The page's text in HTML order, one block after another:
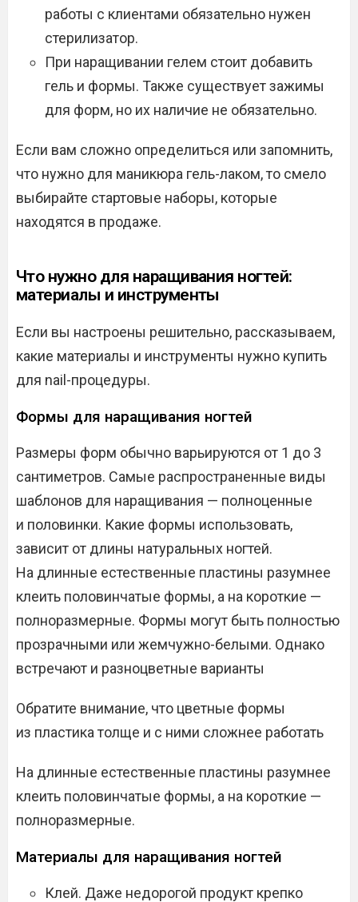
работы с клиентами обязательно нужен
стерилизатор.
При наращивании гелем стоит добавить
гель и формы. Также существует зажимы
для форм, но их наличие не обязательно.
Если вам сложно определиться или запомнить,
что нужно для маникюра гель-лаком, то смело
выбирайте стартовые наборы, которые
находятся в продаже.
Что нужно для наращивания ногтей:
материалы и инструменты
Если вы настроены решительно, рассказываем,
какие материалы и инструменты нужно купить
для nail-процедуры.
Формы для наращивания ногтей
Размеры форм обычно варьируются от 1 до 3
сантиметров. Самые распространенные виды
шаблонов для наращивания — полноценные
и половинки. Какие формы использовать,
зависит от длины натуральных ногтей.
На длинные естественные пластины разумнее
клеить половинчатые формы, а на короткие —
полноразмерные. Формы могут быть полностью
прозрачными или жемчужно-белыми. Однако
встречают и разноцветные варианты
Обратите внимание, что цветные формы
из пластика толще и с ними сложнее работать
На длинные естественные пластины разумнее
клеить половинчатые формы, а на короткие —
полноразмерные.
Материалы для наращивания ногтей
Клей. Даже недорогой продукт крепко